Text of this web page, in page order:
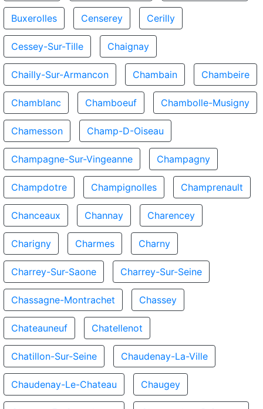
Buxerolles Censerey Cerilly
Cessey-Sur-Tille Chaignay
Chailly-Sur-Armancon Chambain Chambeire
Chamblanc Chamboeuf Chambolle-Musigny
Chamesson Champ-D-Oiseau
Champagne-Sur-Vingeanne Champagny
Champdotre Champignolles Champrenault
Chanceaux Channay Charencey
Charigny Charmes Charny
Charrey-Sur-Saone Charrey-Sur-Seine
Chassagne-Montrachet Chassey
Chateauneuf Chatellenot
Chatillon-Sur-Seine Chaudenay-La-Ville
Chaudenay-Le-Chateau Chaugey